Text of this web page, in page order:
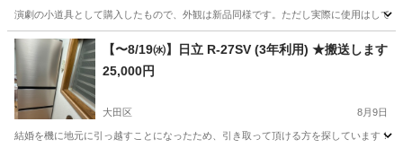
演劇の小道具として購入したもので、外観は新品同様です。ただし実際に使用はして
東京 北区 東十条駅 電話、ＦＡＸ
【〜8/19㈬】日立 R-27SV (3年利用) ★搬送します
25,000円
大田区 8月9日
結婚を機に地元に引っ越すことになったため、引き取って頂ける方を探しています！